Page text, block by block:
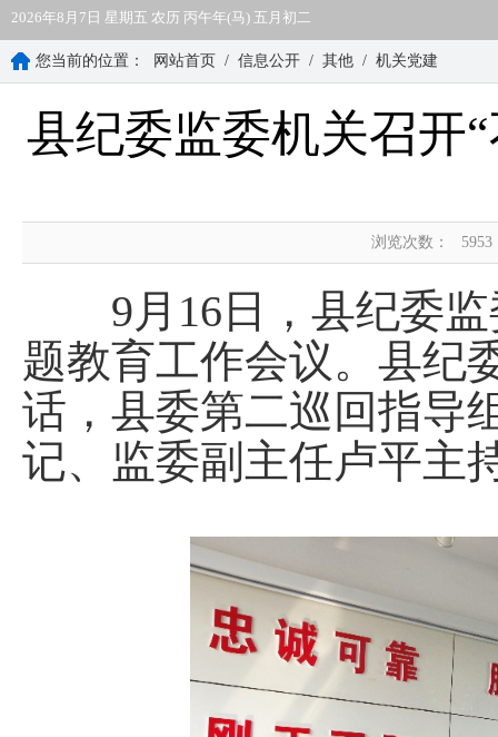
2026年8月7日 星期五 农历 丙午年(马) 五月初二
您当前的位置： 网站首页 / 信息公开 / 其他 / 机关党建
县纪委监委机关召开
浏览次数： 5953
9月16日，县纪委监
题教育工作会议。县纪
话，县委第二巡回指导
记、监委副主任卢平主